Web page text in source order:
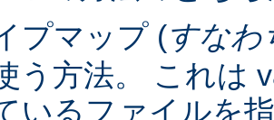
プマップ (すなわ
う方法。 これは
いるファイルを